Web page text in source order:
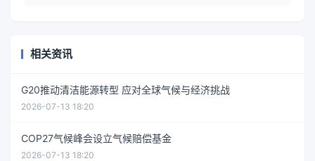
相关资讯
G20推动清洁能源转型 应对全球气候与经济挑战
2026-07-13 18:20
COP27气候峰会设立气候赔偿基金
2026-07-13 18:20